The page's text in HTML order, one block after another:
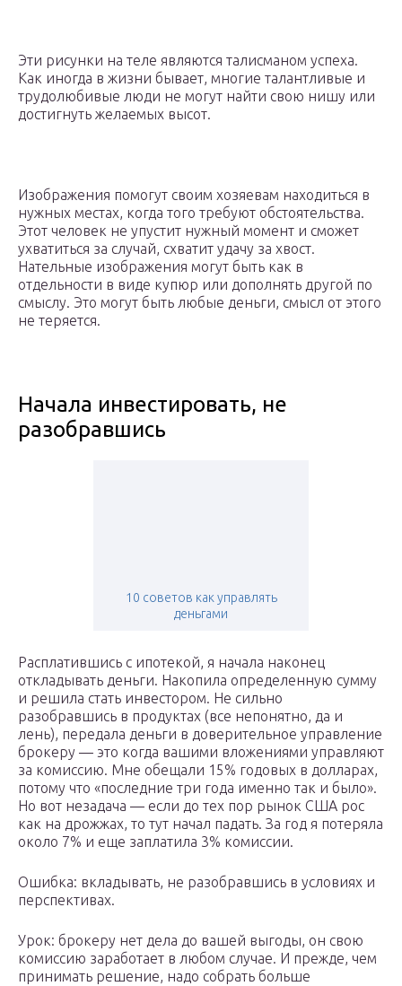
Эти рисунки на теле являются талисманом успеха.
Как иногда в жизни бывает, многие талантливые и
трудолюбивые люди не могут найти свою нишу или
достигнуть желаемых высот.
Изображения помогут своим хозяевам находиться в
нужных местах, когда того требуют обстоятельства.
Этот человек не упустит нужный момент и сможет
ухватиться за случай, схватит удачу за хвост.
Нательные изображения могут быть как в
отдельности в виде купюр или дополнять другой по
смыслу. Это могут быть любые деньги, смысл от этого
не теряется.
Начала инвестировать, не
разобравшись
10 советов как управлять
деньгами
Расплатившись с ипотекой, я начала наконец
откладывать деньги. Накопила определенную сумму
и решила стать инвестором. Не сильно
разобравшись в продуктах (все непонятно, да и
лень), передала деньги в доверительное управление
брокеру — это когда вашими вложениями управляют
за комиссию. Мне обещали 15% годовых в долларах,
потому что «последние три года именно так и было».
Но вот незадача — если до тех пор рынок США рос
как на дрожжах, то тут начал падать. За год я потеряла
около 7% и еще заплатила 3% комиссии.
Ошибка: вкладывать, не разобравшись в условиях и
перспективах.
Урок: брокеру нет дела до вашей выгоды, он свою
комиссию заработает в любом случае. И прежде, чем
принимать решение, надо собрать больше